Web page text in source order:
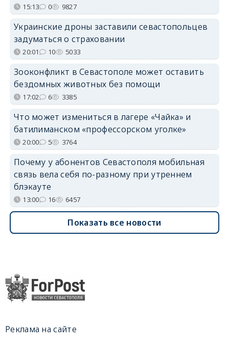
15:13 0 9827
Украинские дроны заставили севастопольцев
задуматься о страховании
20:01 10 5033
Зооконфликт в Севастополе может оставить
бездомных животных без помощи
17:02 6 3385
Что может измениться в лагере «Чайка» и
батилиманском «профессорском уголке»
20:00 5 3764
Почему у абонентов Севастополя мобильная
связь вела себя по-разному при утреннем
блэкауте
13:00 16 6457
Показать все новости
Реклама на сайте